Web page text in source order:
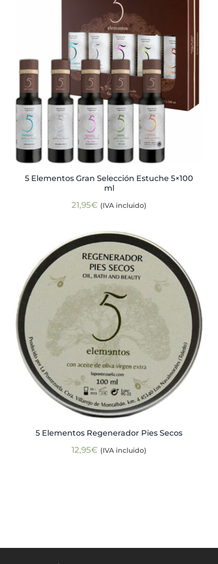
Mi cuenta
5 Elementos Gran Selección Estuche 5×100
ml
21,95€ (IVA incluido)
5 Elementos Regenerador Pies Secos
12,95€ (IVA incluido)